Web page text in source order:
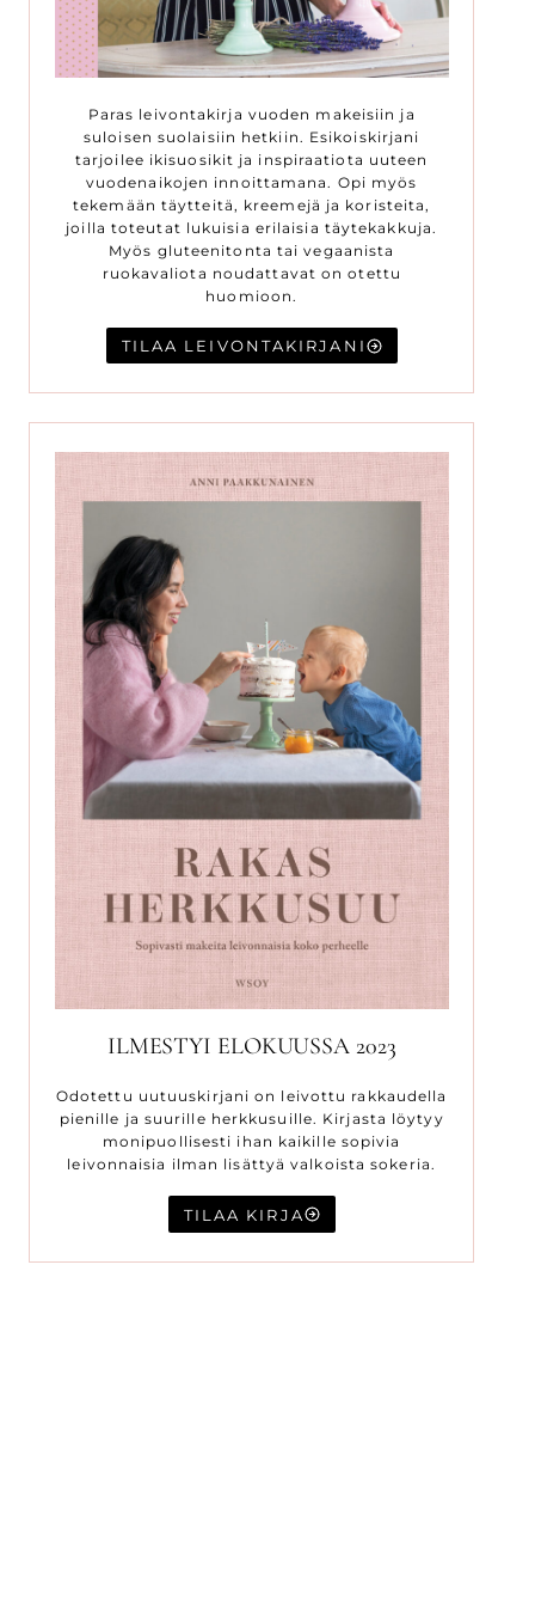
Paras leivontakirja vuoden makeisiin ja
suloisen suolaisiin hetkiin. Esikoiskirjani
tarjoilee ikisuosikit ja inspiraatiota uuteen
vuodenaikojen innoittamana. Opi myös
tekemään täytteitä, kreemejä ja koristeita,
joilla toteutat lukuisia erilaisia täytekakkuja.
Myös gluteenitonta tai vegaanista
ruokavaliota noudattavat on otettu
huomioon.
TILAA LEIVONTAKIRJANI
ILMESTYI ELOKUUSSA 2023
Odotettu uutuuskirjani on leivottu rakkaudella
pienille ja suurille herkkusuille. Kirjasta löytyy
monipuollisesti ihan kaikille sopivia
leivonnaisia ilman lisättyä valkoista sokeria.
TILAA KIRJA